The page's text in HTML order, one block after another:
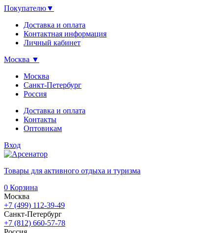
Покупателю▼
Доставка и оплата
Контактная информация
Личный кабинет
Москва ▼
Москва
Санкт-Петербург
Россия
Доставка и оплата
Контакты
Оптовикам
Вход
Товары для активного отдыха и туризма
0 Корзина
Москва
+7 (499) 112-39-49
Санкт-Петербург
+7 (812) 660-57-78